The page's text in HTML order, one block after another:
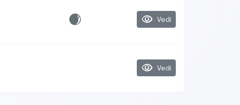
visibility Vedi
visibility Vedi